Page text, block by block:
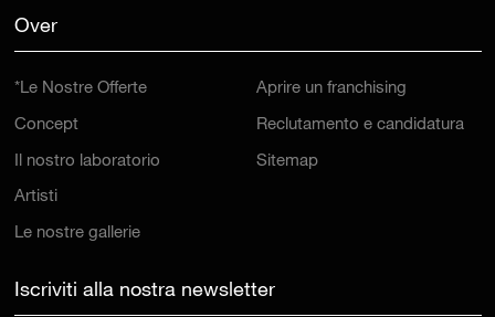
Over
*Le Nostre Offerte
Concept
Il nostro laboratorio
Artisti
Le nostre gallerie
Aprire un franchising
Reclutamento e candidatura
Sitemap
Iscriviti alla nostra newsletter